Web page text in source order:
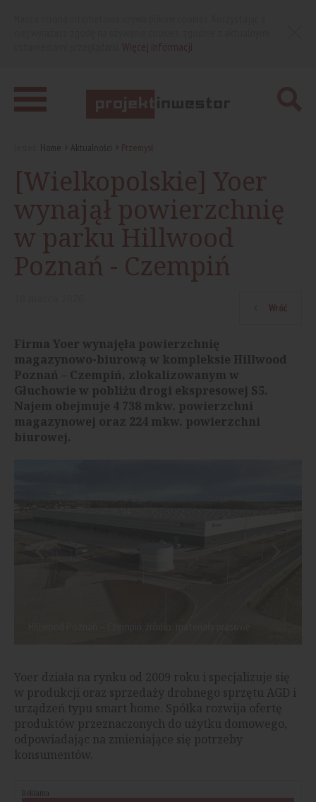
Home Aktualności Przemysł
[Wielkopolskie] Yoer
wynajął powierzchnię
w parku Hillwood
Poznań - Czempiń
Wróć
Firma Yoer wynajęła powierzchnię
magazynowo-biurową w kompleksie Hillwood
Poznań – Czempiń, zlokalizowanym w
Głuchowie w pobliżu drogi ekspresowej S5.
Najem obejmuje 4 738 mkw. powierzchni
magazynowej oraz 224 mkw. powierzchni
biurowej.
Yoer działa na rynku od 2009 roku i specjalizuje się
w produkcji oraz sprzedaży drobnego sprzętu AGD i
urządzeń typu smart home. Spółka rozwija ofertę
produktów przeznaczonych do użytku domowego,
odpowiadając na zmieniające się potrzeby
konsumentów.
Reklama